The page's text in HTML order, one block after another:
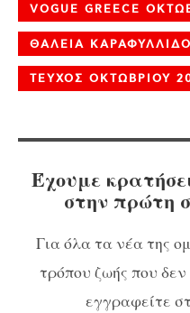
VOGUE GREECE
ΘΑΛΕΙΑ
ΤΕΥΧΟΣ ΟΚΤΩΒΡΙΟΥ
Έχουμε
στην πρώτη
Για όλα τα νέα της
τρόπου ζωής που
εγγραφείτε